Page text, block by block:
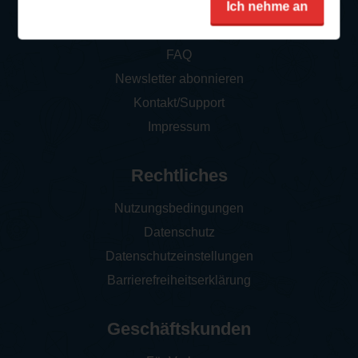
Ich nehme an
So funktioniert‘s
FAQ
Newsletter abonnieren
Kontakt/Support
Impressum
Rechtliches
Nutzungsbedingungen
Datenschutz
Datenschutzeinstellungen
Barrierefreiheitserklärung
Geschäftskunden